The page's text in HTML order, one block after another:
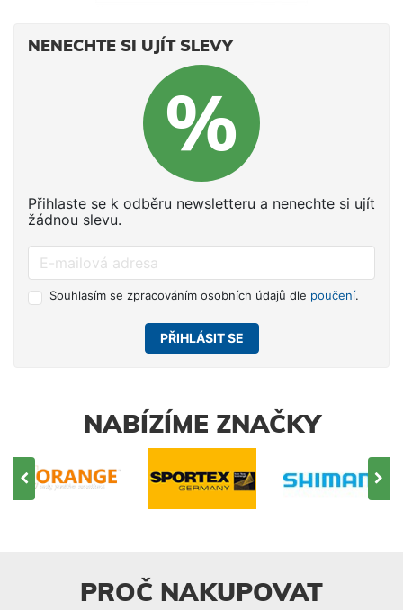
NENECHTE SI UJÍT SLEVY
Přihlaste se k odběru newsletteru a nenechte si ujít
žádnou slevu.
Souhlasím se zpracováním osobních údajů dle poučení.
PŘIHLÁSIT SE
NABÍZÍME ZNAČKY
PROČ NAKUPOVAT